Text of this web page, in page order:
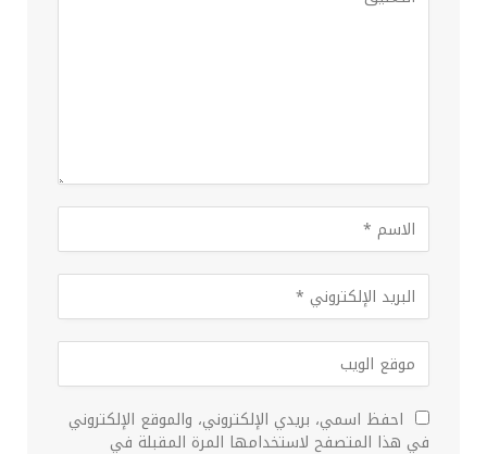
احفظ اسمي، بريدي الإلكتروني، والموقع الإلكتروني
في هذا المتصفح لاستخدامها المرة المقبلة في